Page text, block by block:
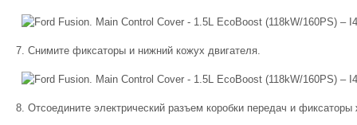
Снимите фиксаторы и нижний кожух двигателя.
Отсоедините электрический разъем коробки передач и фиксаторы